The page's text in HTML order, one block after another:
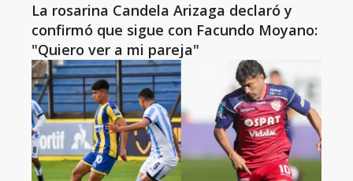
La rosarina Candela Arizaga declaró y
confirmó que sigue con Facundo Moyano:
"Quiero ver a mi pareja"